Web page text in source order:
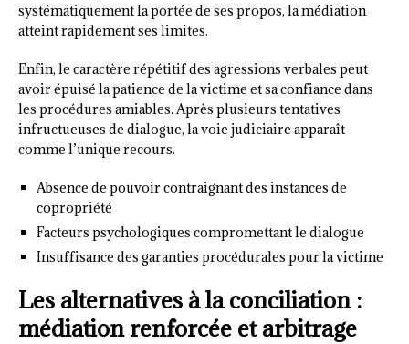
systématiquement la portée de ses propos, la médiation
atteint rapidement ses limites.
Enfin, le caractère répétitif des agressions verbales peut
avoir épuisé la patience de la victime et sa confiance dans
les procédures amiables. Après plusieurs tentatives
infructueuses de dialogue, la voie judiciaire apparaît
comme l’unique recours.
Absence de pouvoir contraignant des instances de
copropriété
Facteurs psychologiques compromettant le dialogue
Insuffisance des garanties procédurales pour la victime
Les alternatives à la conciliation :
médiation renforcée et arbitrage